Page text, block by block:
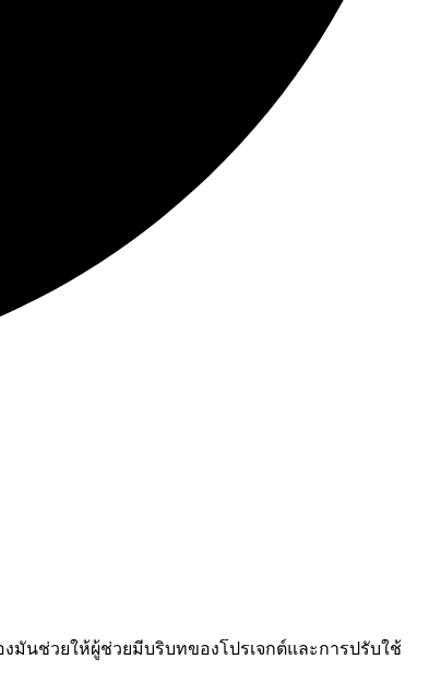
มันช่วยให้ผู้ช่วยมีบริบทของโปรเจกต์และการปรับใช้